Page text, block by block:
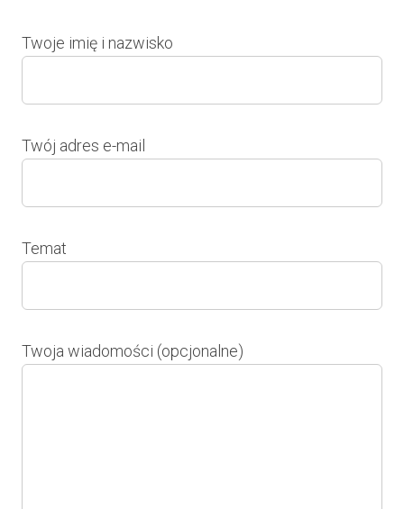
Twoje imię i nazwisko
Twój adres e-mail
Temat
Twoja wiadomości (opcjonalne)